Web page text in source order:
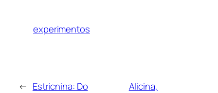
experimentos
← Estricnina: Do
Alicina,